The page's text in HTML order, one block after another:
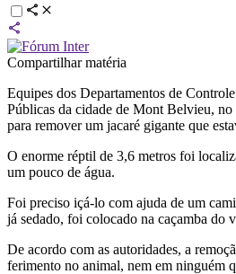
Compartilhar matéria
Equipes dos Departamentos de
Públicas da cidade de Mont Belvieu, no
para remover um jacaré gigante que
O enorme réptil de 3,6 metros foi
um pouco de água.
Foi preciso içá-lo com ajuda de um
já sedado, foi colocado na caçamba do
De acordo com as autoridades, a
ferimento no animal, nem em ninguém